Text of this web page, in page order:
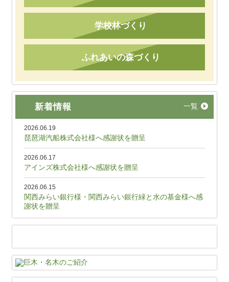
学校林づくり
ふれあいの森づくり
新着情報 一覧
2026.06.19
琵琶湖汽船株式会社様へ感謝状を贈呈
2026.06.17
アインズ株式会社様へ感謝状を贈呈
2026.06.15
関西みらい銀行様・関西みらい銀行緑と水の基金様へ感
謝状を贈呈